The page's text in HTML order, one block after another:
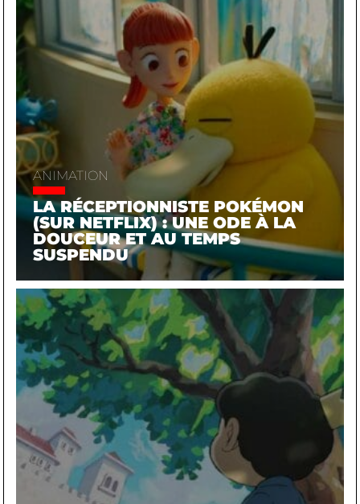
ANIMATION
LA RÉCEPTIONNISTE POKÉMON
(SUR NETFLIX) : UNE ODE À LA
DOUCEUR ET AU TEMPS
SUSPENDU